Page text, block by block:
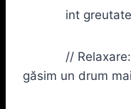
int
// Relaxare:
găsim un drum